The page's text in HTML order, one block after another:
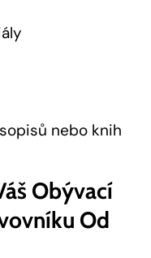
nebo knih
Obývací
Od